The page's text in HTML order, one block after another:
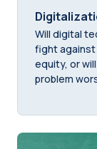
Will digital
fight against
equity, or
problem